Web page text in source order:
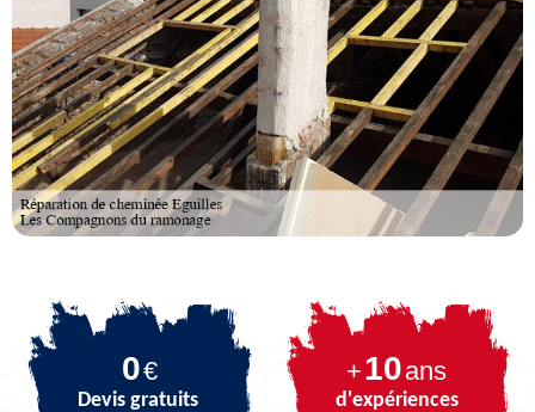
0€
Devis gratuits
+10ans
d'expériences